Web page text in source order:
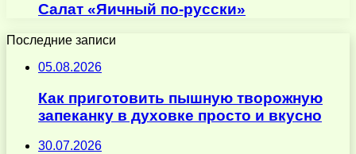
Салат «Яичный по-русски»
Последние записи
05.08.2026
Как приготовить пышную творожную
запеканку в духовке просто и вкусно
30.07.2026